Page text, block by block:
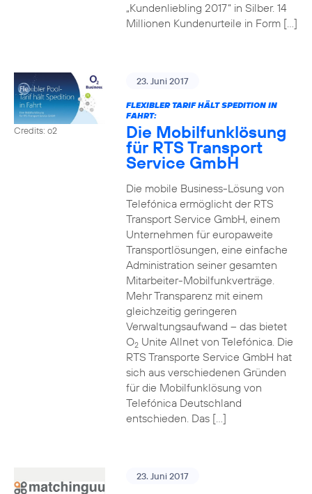
„Kundenliebling 2017“ in Silber. 14
Millionen Kundenurteile in Form […]
Credits: o2
23. Juni 2017
FLEXIBLER TARIF HÄLT SPEDITION IN
FAHRT:
Die Mobilfunklösung
für RTS Transport
Service GmbH
Die mobile Business-Lösung von
Telefónica ermöglicht der RTS
Transport Service GmbH, einem
Unternehmen für europaweite
Transportlösungen, eine einfache
Administration seiner gesamten
Mitarbeiter-Mobilfunkverträge.
Mehr Transparenz mit einem
gleichzeitig geringeren
Verwaltungsaufwand – das bietet
O2Unite Allnet von Telefónica. Die
RTS Transporte Service GmbH hat
sich aus verschiedenen Gründen
für die Mobilfunklösung von
Telefónica Deutschland
entschieden. Das […]
23. Juni 2017